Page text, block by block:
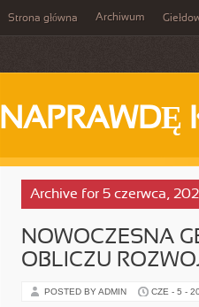
Strona główna Archiwum
NAPRAWDĘ
Archive for 5 czerwca,
NOWOCZESNA
OBLICZU
POSTED BY ADMIN CZE - 5 -